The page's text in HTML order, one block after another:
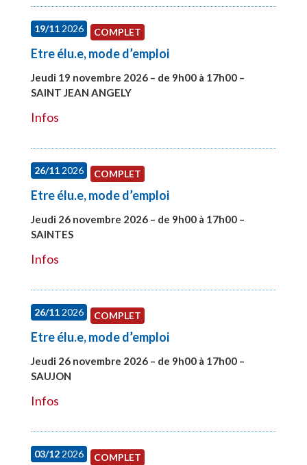
19/112026 COMPLET
Etre élu.e, mode d’emploi
Jeudi 19 novembre 2026 – de 9h00 à 17h00 –
SAINT JEAN ANGELY
Infos
26/112026 COMPLET
Etre élu.e, mode d’emploi
Jeudi 26 novembre 2026 – de 9h00 à 17h00 –
SAINTES
Infos
26/112026 COMPLET
Etre élu.e, mode d’emploi
Jeudi 26 novembre 2026 – de 9h00 à 17h00 –
SAUJON
Infos
03/122026 COMPLET